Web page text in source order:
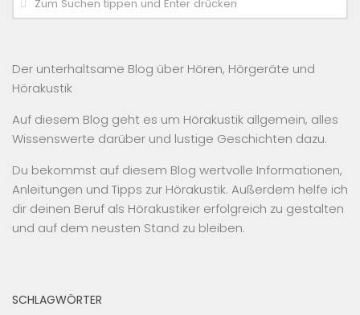
Der unterhaltsame Blog über Hören, Hörgeräte und
Hörakustik
Auf diesem Blog geht es um Hörakustik allgemein, alles
Wissenswerte darüber und lustige Geschichten dazu.
Du bekommst auf diesem Blog wertvolle Informationen,
Anleitungen und Tipps zur Hörakustik. Außerdem helfe ich
dir deinen Beruf als Hörakustiker erfolgreich zu gestalten
und auf dem neusten Stand zu bleiben.
SCHLAGWÖRTER